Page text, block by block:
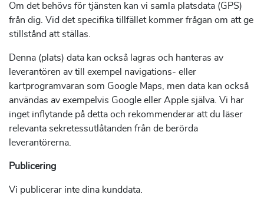
Om det behövs för tjänsten kan vi samla platsdata (GPS)
från dig. Vid det specifika tillfället kommer frågan om att ge
stillstånd att ställas.
Denna (plats) data kan också lagras och hanteras av
leverantören av till exempel navigations- eller
kartprogramvaran som Google Maps, men data kan också
användas av exempelvis Google eller Apple själva. Vi har
inget inflytande på detta och rekommenderar att du läser
relevanta sekretessutlåtanden från de berörda
leverantörerna.
Publicering
Vi publicerar inte dina kunddata.